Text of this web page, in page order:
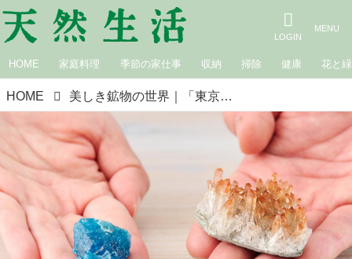
HOME 家庭料理 季節の家仕事 収納 掃除 健康 花と緑
HOME 美しき鉱物の世界｜「東京ミネラルショー」に行ってきました！オレンジ色の結晶が美しい「スウェーデン水晶」と透き通るネオンブルーの「アパタイト」